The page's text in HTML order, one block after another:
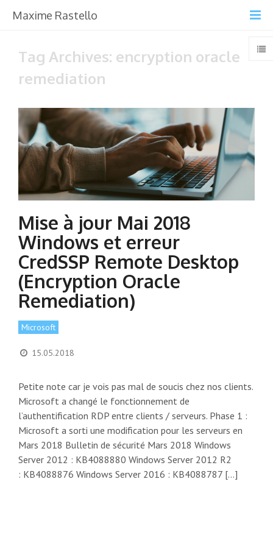
Maxime Rastello
Tag Archives: encryption oracle
remediation
Mise à jour Mai 2018
Windows et erreur
CredSSP Remote Desktop
(Encryption Oracle
Remediation)
Microsoft
15.05.2018
Petite note car je vois pas mal de soucis chez nos clients.
Microsoft a changé le fonctionnement de
l’authentification RDP entre clients / serveurs. Phase 1 :
Microsoft a sorti une modification pour les serveurs en
Mars 2018 Bulletin de sécurité Mars 2018 Windows
Server 2012 : KB4088880 Windows Server 2012 R2
: KB4088876 Windows Server 2016 : KB4088787 […]